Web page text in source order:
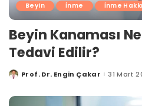
Beyin İnme İnme
Beyin Kanaması
Tedavi Edilir?
PostedProf. Dr. Engin Çakar 31 Mart